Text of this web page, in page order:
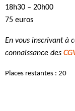
18h30 – 20h00
75 euros
En vous inscrivant à
connaissance des
Places restantes : 20